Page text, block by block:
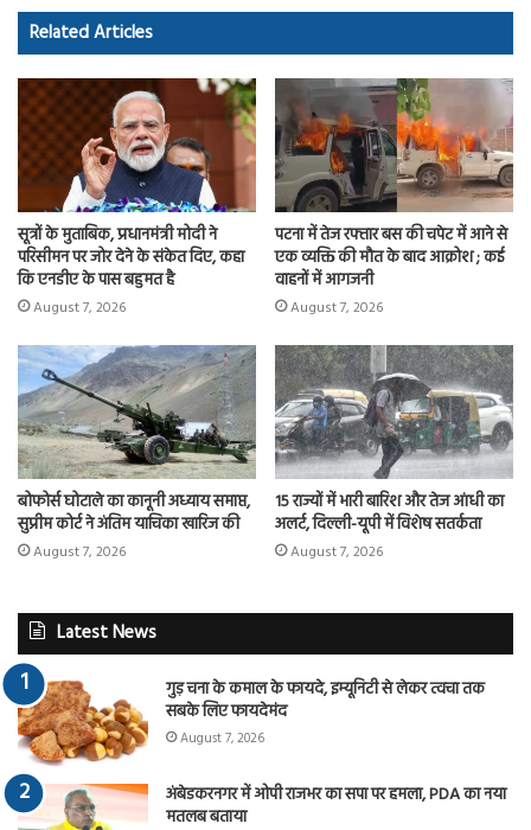
o
ok
d
o
n
Related Articles
सूत्रों के मुताबिक, प्रधानमंत्री मोदी ने
परिसीमन पर जोर देने के संकेत दिए, कहा
कि एनडीए के पास बहुमत है
August 7, 2026
पटना में तेज रफ्तार बस की चपेट में आने से
एक व्यक्ति की मौत के बाद आक्रोश ; कई
वाहनों में आगजनी
August 7, 2026
बोफोर्स घोटाले का कानूनी अध्याय समाप्त,
सुप्रीम कोर्ट ने अंतिम याचिका खारिज की
August 7, 2026
15 राज्यों में भारी बारिश और तेज आंधी का
अलर्ट, दिल्ली-यूपी में विशेष सतर्कता
August 7, 2026
Latest News
गुड़ चना के कमाल के फायदे, इम्यूनिटी से लेकर त्वचा तक
सबके लिए फायदेमंद
August 7, 2026
अंबेडकरनगर में ओपी राजभर का सपा पर हमला, PDA का नया
मतलब बताया